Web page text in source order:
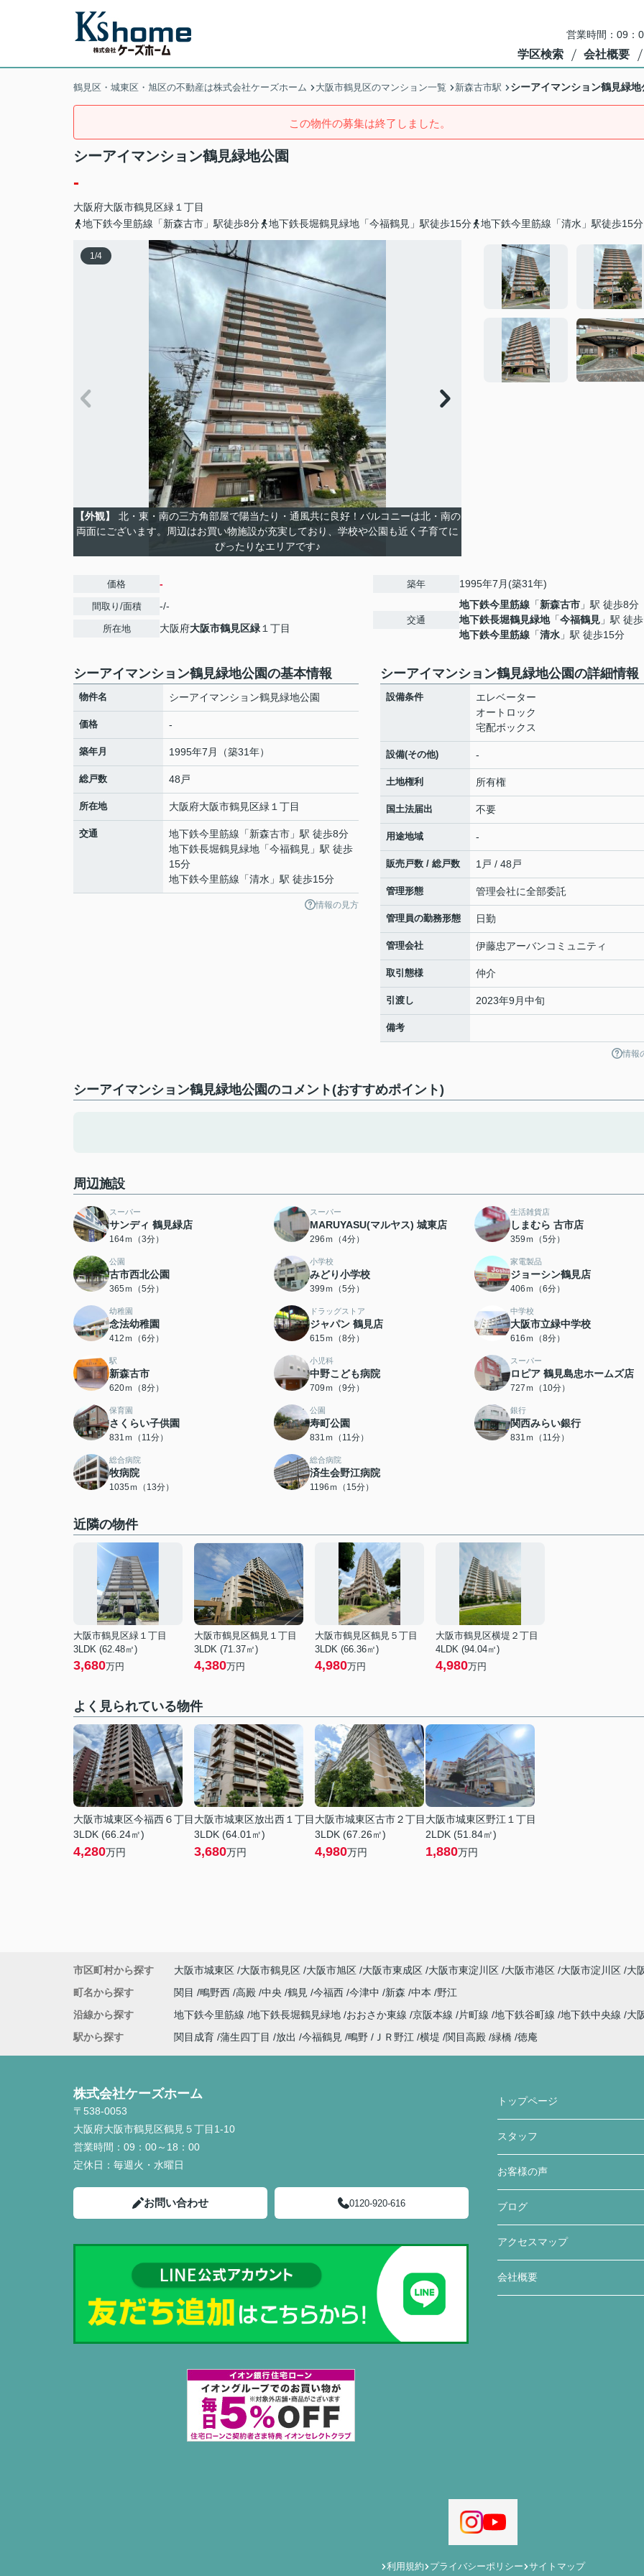
営業時間：09：
学区検索 会社概要
鶴見区・城東区・旭区の不動産は株式会社ケーズホーム 大阪市鶴見区のマンション一覧 新森古市駅 シーアイマンション鶴見緑地
この物件の募集は終了しました。
シーアイマンション鶴見緑地公園
-
大阪府大阪市鶴見区緑 １丁目
地下鉄今里筋線「新森古市」駅徒歩8分
地下鉄長堀鶴見緑地「今福鶴見」駅徒歩15分 地下鉄今里筋線「清水」駅徒歩15分
1/4
【外観】
北・東・南の三方角部屋で陽当たり・通風共に良好！バルコニーは北・南の
両面にございます。周辺はお買い物施設が充実しており、学校や公園も近く子育てに
ぴったりなエリアです♪
価格 -
間取り/面積 -/-
所在地 大阪府大阪市鶴見区緑 １丁目
築年 1995年7月(築31年)
交通
地下鉄今里筋線 「新森古市 」駅 徒歩8分
地下鉄長堀鶴見緑地「今福鶴見 」駅 徒
地下鉄今里筋線 「清水 」駅 徒歩15分
シーアイマンション鶴見緑地公園の基本情報
物件名 シーアイマンション鶴見緑地公園
価格 -
築年月 1995年7月（築31年）
総戸数 48戸
所在地 大阪府大阪市鶴見区緑 １丁目
交通 地下鉄今里筋線 「新森古市 」駅 徒歩8分
地下鉄長堀鶴見緑地 「今福鶴見 」駅 徒歩
15分
地下鉄今里筋線 「清水 」駅 徒歩15分
情報の見方
シーアイマンション鶴見緑地公園の詳細情報
設備条件
エレベーター
オートロック
宅配ボックス
設備(その他) -
土地権利 所有権
国土法届出 不要
用途地域 -
販売戸数 / 総戸数 1戸 / 48戸
管理形態 管理会社に全部委託
管理員の勤務形態 日勤
管理会社 伊藤忠アーバンコミュニティ
取引態様 仲介
引渡し 2023年9月中旬
備考
情報
シーアイマンション鶴見緑地公園のコメント(おすすめポイント)
周辺施設
スーパー
サンディ 鶴見緑店
164ｍ（3分）
スーパー
MARUYASU(マルヤス) 城東店
296ｍ（4分）
生活雑貨店
しまむら 古市店
359ｍ（5分）
公園
古市西北公園
365ｍ（5分）
小学校
みどり小学校
399ｍ（5分）
家電製品
ジョーシン鶴見店
406ｍ（6分）
幼稚園
念法幼稚園
412ｍ（6分）
ドラッグストア
ジャパン 鶴見店
615ｍ（8分）
中学校
大阪市立緑中学校
616ｍ（8分）
駅
新森古市
620ｍ（8分）
小児科
中野こども病院
709ｍ（9分）
スーパー
ロピア 鶴見島忠ホームズ店
727ｍ（10分）
保育園
さくらい子供園
831ｍ（11分）
公園
寿町公園
831ｍ（11分）
銀行
関西みらい銀行
831ｍ（11分）
総合病院
牧病院
1035ｍ（13分）
総合病院
済生会野江病院
1196ｍ（15分）
近隣の物件
大阪市鶴見区緑１丁目
3LDK (62.48㎡)
3,680万円
大阪市鶴見区鶴見１丁目
3LDK (71.37㎡)
4,380万円
大阪市鶴見区鶴見５丁目
3LDK (66.36㎡)
4,980万円
大阪市鶴見区横堤２丁目
4LDK (94.04㎡)
4,980万円
よく見られている物件
大阪市城東区今福西６丁目
3LDK (66.24㎡)
4,280万円
大阪市城東区放出西１丁目
3LDK (64.01㎡)
3,680万円
大阪市城東区古市２丁目
3LDK (67.26㎡)
4,980万円
大阪市城東区野江１丁目
2LDK (51.84㎡)
1,880万円
市区町村から探す 大阪市城東区 大阪市鶴見区 大阪市旭区 大阪市東成区 大阪市東淀川区 大阪市港区 大阪市淀川区 大
町名から探す
関目 鴫野西 高殿 中央 鶴見 今福西 今津中 新森 中本
野江
沿線から探す
地下鉄今里筋線 地下鉄長堀鶴見緑地 おおさか東線 京阪本線 片町線 地下鉄谷町線 地下鉄中央線
大
駅から探す
関目成育 蒲生四丁目 放出 今福鶴見 鴫野 ＪＲ野江 横堤 関目高殿 緑橋 徳庵
株式会社ケーズホーム
〒538-0053
大阪府大阪市鶴見区鶴見５丁目1-10
営業時間： 09：00～18：00
定休日： 毎週火・水曜日
お問い合わせ 0120-920-616
トップページ
スタッフ
お客様の声
ブログ
アクセスマップ
会社概要
利用規約 プライバシーポリシー サイトマップ